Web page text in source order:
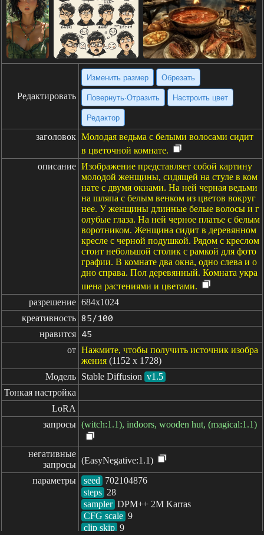
Редактировать
Изменить размер Обрезать
Повернуть·Отразить Настроить цвет
Редактор
заголовок Молодая ведьма с белыми волосами сидит
в цветочной комнате.
описание Изображение представляет собой картину
молодой женщины, сидящей на стуле в ком
нате с двумя окнами. На ней черная ведьми
на шляпа с белым венком из цветов вокруг
нее. У женщины длинные белые волосы и г
олубые глаза. На ней черное платье с белым
воротником. Женщина сидит в деревянном
кресле с черной подушкой. Рядом с креслом
стоит небольшой столик с рамкой для фото
графии. В комнате два окна, одно слева и о
дно справа. Пол деревянный. Комната укра
шена растениями и цветами.
разрешение 684x1024
креативность 85/100
нравится 45
от Нажмите, чтобы получить источник изобра
жения (1152 x 1728)
Модель Stable Diffusion v1.5
Тонкая настройка
LoRA
запросы (witch:1.1), indoors, wooden hut, (magical:1.1)
негативные
запросы (EasyNegative:1.1)
параметры
seed
steps
sampler
CFG scale
clip skip 9